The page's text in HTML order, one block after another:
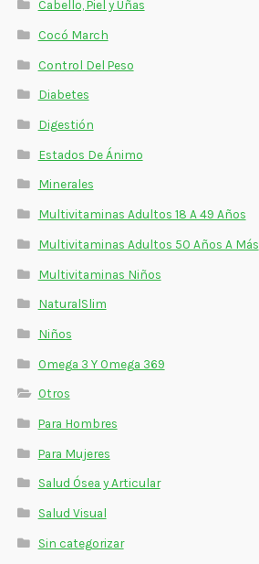
Cabello, Piel y Uñas
Cocó March
Control Del Peso
Diabetes
Digestión
Estados De Ánimo
Minerales
Multivitaminas Adultos 18 A 49 Años
Multivitaminas Adultos 50 Años A Más
Multivitaminas Niños
NaturalSlim
Niños
Omega 3 Y Omega 369
Otros
Para Hombres
Para Mujeres
Salud Ósea y Articular
Salud Visual
Sin categorizar